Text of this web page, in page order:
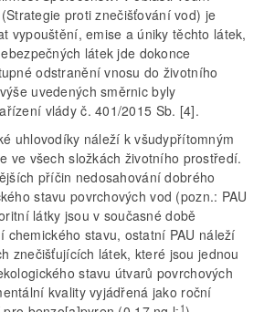
proti znečišťování vod) je
vypouštění, emise a úniky těchto látek,
látek jde dokonce
odstranění vnosu do životního
uvedených směrnic byly
vlády č. 401/2015 Sb. [4].
uhlovodíky náleží k všudypřítomným
ve všech složkách životního prostředí.
příčin nedosahování dobrého
stavu povrchových vod (pozn.: PAU
látky jsou v současné době
chemického stavu, ostatní PAU náleží
znečišťujících látek, které jsou jednou
stavu útvarů povrchových
kvality vyjádřená jako roční
-1